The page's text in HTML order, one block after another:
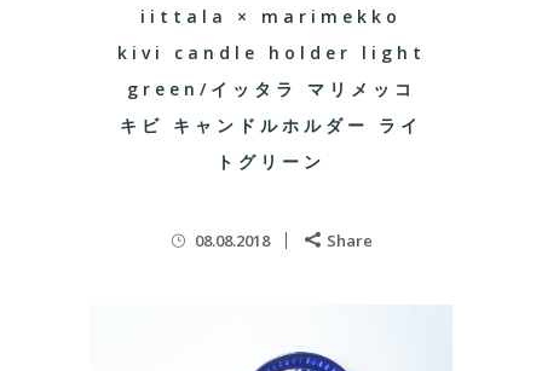
iittala × marimekko
kivi candle holder light
green/イッタラ マリメッコ
キビ キャンドルホルダー ライ
トグリーン
08.08.2018 Share